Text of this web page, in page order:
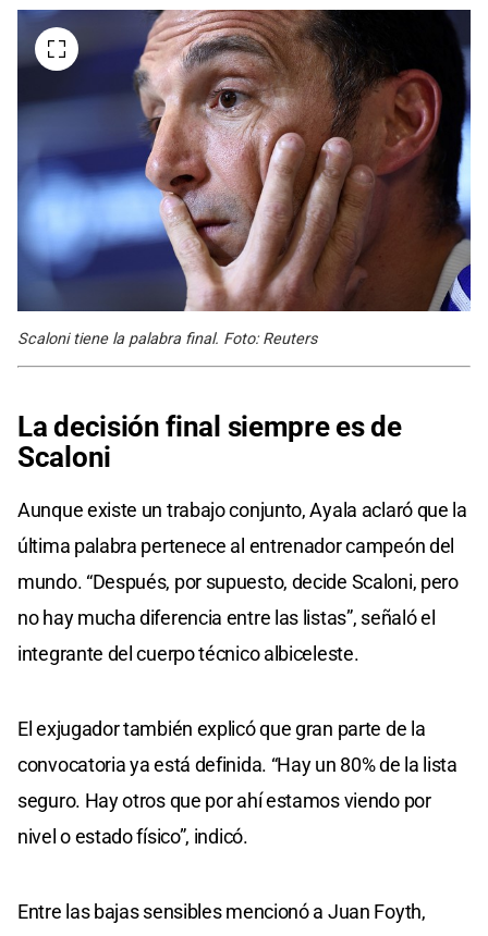
Scaloni tiene la palabra final. Foto: Reuters
La decisión final siempre es de
Scaloni
Aunque existe un trabajo conjunto, Ayala aclaró que la
última palabra pertenece al entrenador campeón del
mundo. “Después, por supuesto, decide Scaloni, pero
no hay mucha diferencia entre las listas”, señaló el
integrante del cuerpo técnico albiceleste.
El exjugador también explicó que gran parte de la
convocatoria ya está definida. “Hay un 80% de la lista
seguro. Hay otros que por ahí estamos viendo por
nivel o estado físico”, indicó.
Entre las bajas sensibles mencionó a Juan Foyth,